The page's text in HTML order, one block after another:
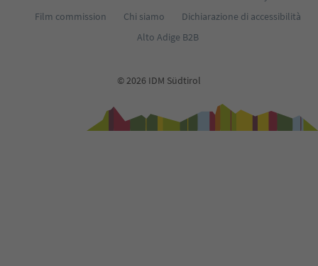
Film commission
Chi siamo
Dichiarazione di accessibilità
Alto Adige B2B
© 2026 IDM Südtirol